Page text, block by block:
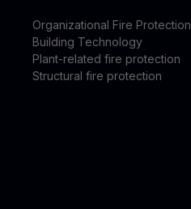
Organizational Fire Protection
Building Technology
Plant-related fire protection
Structural fire protection